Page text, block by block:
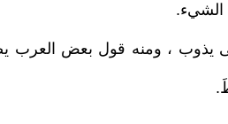
، ومنه قول بعض العرب يصف